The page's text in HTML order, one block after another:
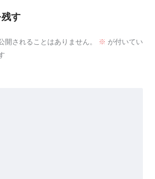
す
開されることはありません。 ※ が付いてい